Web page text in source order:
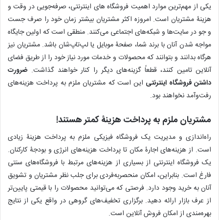
یکی از مهم‌ترین موارد اهمیت فروشگاه های اینترنتی، صرفه‌جویی در وقت و
هزینۀ مشتریان است. امروزه اکثر مشتریان بیشتر زمان خود را صرف جست
و جو در سایت‌ها و شبکه‌های اجتماعی می‌کنند. منطقی است که اولین جایگاه
مواجه شدن آنان با برند شما، صفحۀ موبایل یا لپ‌‌تاپ‌شان باشد. مشتریان نیز
هرگاه بدانند و بتوانند که محصولات و خدمات مورد نیاز خود را از طریق فضای
آنلاین تامین کنند، قطعاً گزینه‌های دیگر را کنار خواهند گذاشت. ضرورت
داشتن فروشگاه اینترنتی این است که مشتریان ملزم به پرداخت هزینه‌های
رفت‌وآمد نخواهند بود.
مشتریان ملزم به پرداخت هزینۀ کمتر هستند!
راه‌اندازی و مدیریت یک فروشگاه فیزیکی ملزم به پرداخت هزینۀ زیادی
است. از هزینه‌های اجارۀ مکان تا پرداخت هزینه‌های انرژی و بودجۀ کارکنان.
یک فروشگاه اینترنتی از بسیاری از هزینه‌های مرتبط با فروشگاه‌های سنتی
فارغ است. بنابراین، امکان منحصربه‌فردی برای جلب نظر مشتریان و تشویق
آنان به خرید وجود دارد. فرصتی که می‌توانید محصولات را با قیمتی پایین‌تر
از عرف بازار ارائه دهید. برگزاری تخفیف‌های گروهی در واقع یکی از نتایج
بهره‌مندی از امکان فروش آنلاین است.